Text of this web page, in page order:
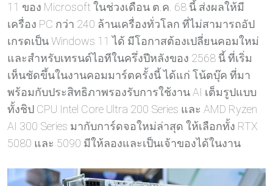
11 ของ Microsoft ในช่วงเดือน ต.ค. 68 นี้ ส่งผลให้มี
เครื่อง PC กว่า 240 ล้านเครื่องทั่วโลก ที่ไม่สามารถอัป
เกรดเป็น Windows 11 ได้ มีโอกาสต้องเปลี่ยนคอมใหม่
และสำหรับเทรนด์ไอทีในครึ่งปีหลังของ 2568 นี้ ที่เริ่ม
เห็นชัดขึ้นในงานคอมมาร์ตครั้งนี้ ได้แก่ โน้ตบุ๊ค ที่มา
พร้อมกับประสิทธิภาพรองรับการใช้งาน AI เต็มรูปแบบ
ทั้งชิป CPU Intel Core Ultra 200 Series และ AMD Ryzen
AI 300 Series มากับการ์ดจอใหม่ล่าสุด ให้เลือกทั้ง RTX
5080 และ 5090 มีให้ลองและเป็นเจ้าของได้ในงาน